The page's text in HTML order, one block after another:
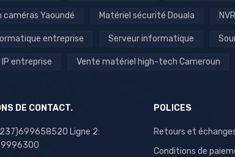
caméras Yaoundé Matériel sécurité Douala
entreprise Serveur informatique
IP entreprise Vente matériel high-tech Cameroun
DE CONTACT.
Ligne 2:
POLICES
Retours et
Conditions de